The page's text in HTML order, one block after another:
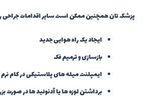
پزشک تان همچنین ممکن است سایر اقدامات جراحی
ایجاد یک راه هوایی جدید
بازسازی و ترمیم فک
ایمپلنت میله های پلاستیکی در کام نرم
برداشتن لوزه ها یا آدنوئید ها در صورت